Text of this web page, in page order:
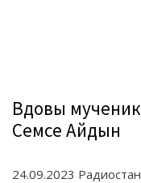
Вдовы
Семсе Айдын
24.09.2023